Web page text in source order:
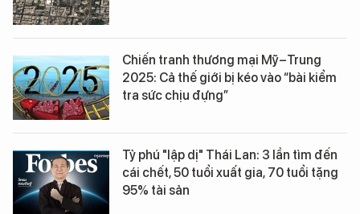
Chiến tranh thương mại Mỹ–Trung
2025: Cả thế giới bị kéo vào “bài kiểm
tra sức chịu đựng”
Tỷ phú "lập dị" Thái Lan: 3 lần tìm đến
cái chết, 50 tuổi xuất gia, 70 tuổi tặng
95% tài sản